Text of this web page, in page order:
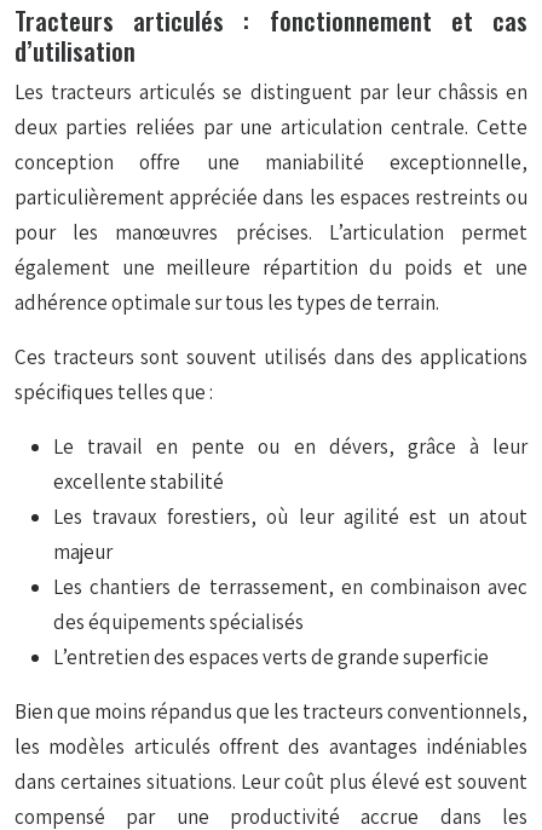
Tracteurs articulés : fonctionnement et cas
d’utilisation
Les tracteurs articulés se distinguent par leur châssis en
deux parties reliées par une articulation centrale. Cette
conception offre une maniabilité exceptionnelle,
particulièrement appréciée dans les espaces restreints ou
pour les manœuvres précises. L’articulation permet
également une meilleure répartition du poids et une
adhérence optimale sur tous les types de terrain.
Ces tracteurs sont souvent utilisés dans des applications
spécifiques telles que :
Le travail en pente ou en dévers, grâce à leur
excellente stabilité
Les travaux forestiers, où leur agilité est un atout
majeur
Les chantiers de terrassement, en combinaison avec
des équipements spécialisés
L’entretien des espaces verts de grande superficie
Bien que moins répandus que les tracteurs conventionnels,
les modèles articulés offrent des avantages indéniables
dans certaines situations. Leur coût plus élevé est souvent
compensé par une productivité accrue dans les